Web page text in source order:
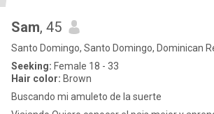
Sam, 45
Santo Domingo, Santo Domingo, Dominican
Seeking: Female 18 - 33
Hair color: Brown
Buscando mi amuleto de la suerte